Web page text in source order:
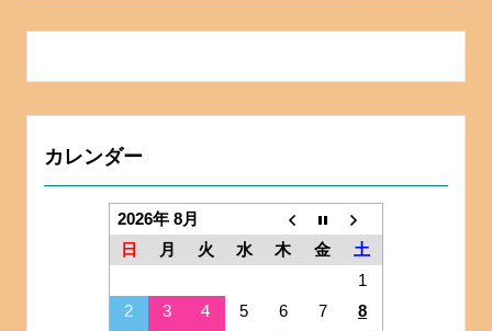
カレンダー
2026年 8月
日
月 火 水 木 金
土
1
2
3 4 5 6 7
8